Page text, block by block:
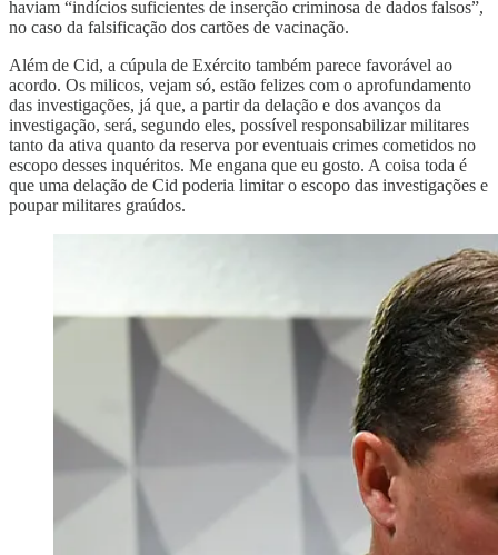
haviam “indícios suficientes de inserção criminosa de dados falsos”,
no caso da falsificação dos cartões de vacinação.
Além de Cid, a cúpula de Exército também parece favorável ao
acordo. Os milicos, vejam só, estão felizes com o aprofundamento
das investigações, já que, a partir da delação e dos avanços da
investigação, será, segundo eles, possível responsabilizar militares
tanto da ativa quanto da reserva por eventuais crimes cometidos no
escopo desses inquéritos. Me engana que eu gosto. A coisa toda é
que uma delação de Cid poderia limitar o escopo das investigações e
poupar militares graúdos.